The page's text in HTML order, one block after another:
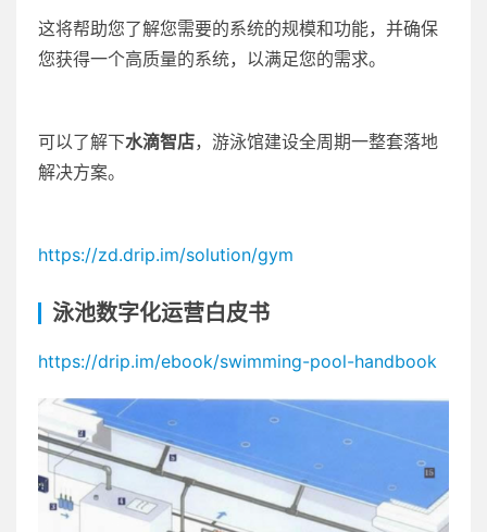
这将帮助您了解您需要的系统的规模和功能，并确保
您获得一个高质量的系统，以满足您的需求。
可以了解下水滴智店，游泳馆建设全周期一整套落地
解决方案。
https://​zd.drip.im/solution/gym
泳池数字化运营白皮书
https://​drip.im/ebook/swimming-pool-handbook